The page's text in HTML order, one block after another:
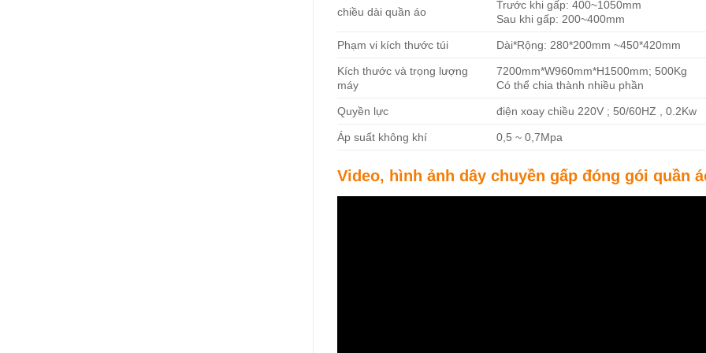
chiều dài quần áo
Trước khi gấp: 400~1050mm
Sau khi gấp: 200~400mm
Phạm vi kích thước túi Dài*Rộng: 280*200mm ~450*420mm
Kích thước và trọng lượng
máy
7200mm*W960mm*H1500mm; 500Kg
Có thể chia thành nhiều phần
Quyền lực điện xoay chiều 220V ; 50/60HZ , 0.2Kw
Áp suất không khí 0,5 ~ 0,7Mpa
Video, hình ảnh dây chuyền gấp đóng gói quần